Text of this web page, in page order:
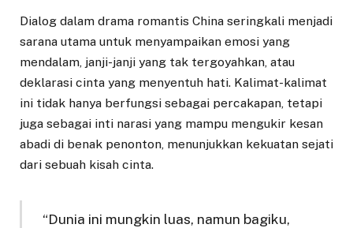
Dialog dalam drama romantis China seringkali menjadi
sarana utama untuk menyampaikan emosi yang
mendalam, janji-janji yang tak tergoyahkan, atau
deklarasi cinta yang menyentuh hati. Kalimat-kalimat
ini tidak hanya berfungsi sebagai percakapan, tetapi
juga sebagai inti narasi yang mampu mengukir kesan
abadi di benak penonton, menunjukkan kekuatan sejati
dari sebuah kisah cinta.
“Dunia ini mungkin luas, namun bagiku,